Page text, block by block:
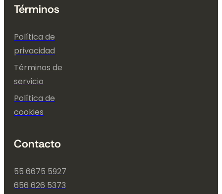
Términos
Política de
privacidad
Términos de
servicio
Política de
cookies
Contacto
55 6675 5927
656 626 5373